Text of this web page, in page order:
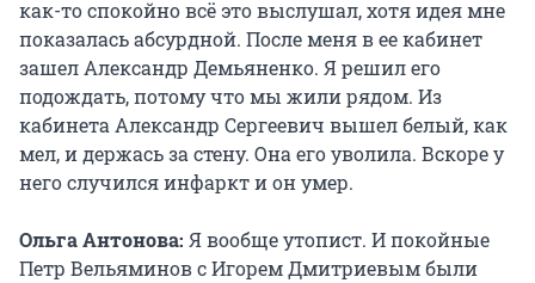
как-то спокойно всё это выслушал, хотя идея мне
показалась абсурдной. После меня в ее кабинет
зашел Александр Демьяненко. Я решил его
подождать, потому что мы жили рядом. Из
кабинета Александр Сергеевич вышел белый, как
мел, и держась за стену. Она его уволила. Вскоре у
него случился инфаркт и он умер.
Ольга Антонова: Я вообще утопист. И покойные
Петр Вельяминов с Игорем Дмитриевым были